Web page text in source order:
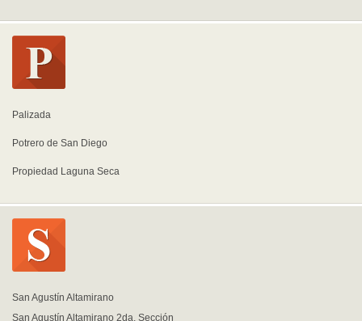
Palizada
Potrero de San Diego
Propiedad Laguna Seca
San Agustín Altamirano
San Agustín Altamirano 2da. Sección